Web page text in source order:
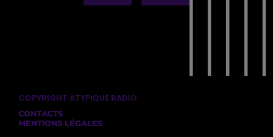
COPYRIGHT ATYPIQUE RADIO
CONTACTS
MENTIONS LÉGALES